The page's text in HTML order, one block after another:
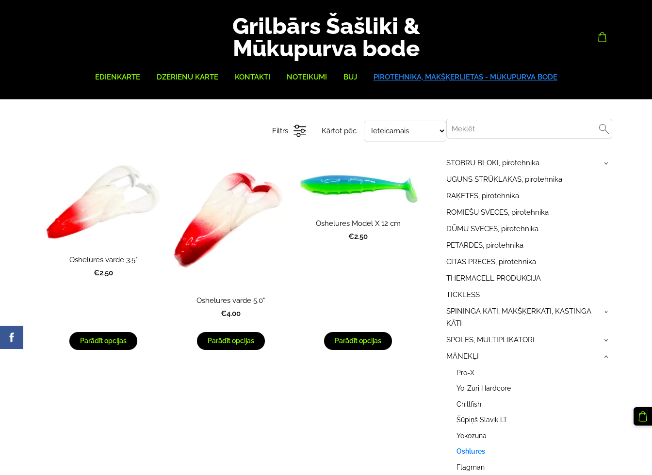
Grilbārs Šašliki &
Mūkupurva bode
ĒDIENKARTE DZĒRIENU KARTE KONTAKTI NOTEIKUMI BUJ PIROTEHNIKA, MAKŠĶERLIETAS - MŪKUPURVA BODE
STOBRU BLOKI, pirotehnika ›
UGUNS STRŪKLAKAS, pirotehnika
RAĶETES, pirotehnika
ROMIEŠU SVECES, pirotehnika
DŪMU SVECES, pirotehnika
PETARDES, pirotehnika
CITAS PRECES, pirotehnika
THERMACELL PRODUKCIJA
TICKLESS
SPININGA KĀTI, MAKŠĶERKĀTI, KASTINGA
KĀTI
›
SPOLES, MULTIPLIKATORI ›
MĀNEKĻI
Pro-X
Yo-Zuri Hardcore
Chillfish
Šūpiņš Slavik LT
Yokozuna
Oshlures
Flagman
›
Filtrs Kārtot pēc
Oshelures varde 3.5"
€2.50
Parādīt opcijas
Oshelures varde 5.0"
€4.00
Parādīt opcijas
Oshelures Model X 12 cm
€2.50
Parādīt opcijas